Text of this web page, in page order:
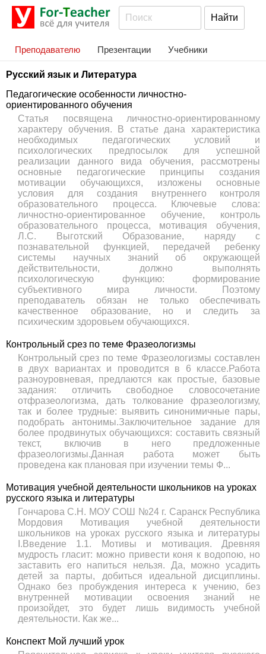
Преподавателю Презентации Учебники
Русский язык и Литература
Педагогические особенности личностно-
ориентированного обучения
Статья посвящена личностно-ориентированному
характеру обучения. В статье дана характеристика
необходимых педагогических условий и
психологических предпосылок для успешной
реализации данного вида обучения, рассмотрены
основные педагогические принципы создания
мотивации обучающихся, изложены основные
условия для создания внутреннего контроля
образовательного процесса. Ключевые слова:
личностно-ориентированное обучение, контроль
образовательного процесса, мотивация обучения,
Л.С. Выготский Образование, наряду с
познавательной функцией, передачей ребенку
системы научных знаний об окружающей
действительности, должно выполнять
психологическую функцию: формирование
субъективного мира личности. Поэтому
преподаватель обязан не только обеспечивать
качественное образование, но и следить за
психическим здоровьем обучающихся.
Контрольный срез по теме Фразеологизмы
Контрольный срез по теме Фразеологизмы составлен
в двух вариантах и проводится в 6 классе.Работа
разноуровневая, предлаются как простые, базовые
задания: отличить свободное словосочетание
отфразеологизма, дать толкование фразеологизму,
так и более трудные: выявить синонимичные пары,
подобрать антонимы.Заключительное задание для
более продвинутых обучающихся: составить связный
текст, включив в него предложенные
фразеологизмы.Данная работа может быть
проведена как плановая при изучении темы Ф...
Мотивация учебной деятельности школьников на уроках
русского языка и литературы
Гончарова С.Н. МОУ СОШ №24 г. Саранск Республика
Мордовия Мотивация учебной деятельности
школьников на уроках русского языка и литературы
I.Введение 1.1. Мотивы и мотивация. Древняя
мудрость гласит: можно привести коня к водопою, но
заставить его напиться нельзя. Да, можно усадить
детей за парты, добиться идеальной дисциплины.
Однако без пробуждения интереса к учению, без
внутренней мотивации освоения знаний не
произойдет, это будет лишь видимость учебной
деятельности. Как же...
Конспект Мой лучший урок